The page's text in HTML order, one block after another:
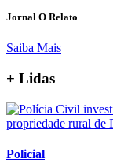
Jornal O Relato
Saiba Mais
+ Lidas
Policial